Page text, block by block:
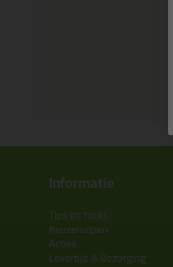
Informatie
Tips en tricks
Keuzehulpen
Acties
Levertijd & Bezorging